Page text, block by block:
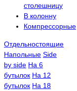
столешницу
В колонну
Компрессорные
Отдельностоящие
Напольные Side
by side На 6
бутылок На 12
бутылок На 18